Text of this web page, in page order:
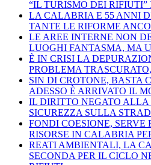
“IL TURISMO DEI
LA CALABRIA E 55 ANNI
TANTE LE RIFORME
LE AREE INTERNE NON
LUOGHI FANTASMA, MA
È IN CRISI LA
PROBLEMA
SIN DI CROTONE, BASTA
ADESSO È ARRIVATO IL
IL DIRITTO NEGATO
SICUREZZA SULLA
FONDI COESIONE, SERVE
RISORSE IN CALABRIA
REATI AMBIENTALI, LA
SECONDA PER IL CICLO